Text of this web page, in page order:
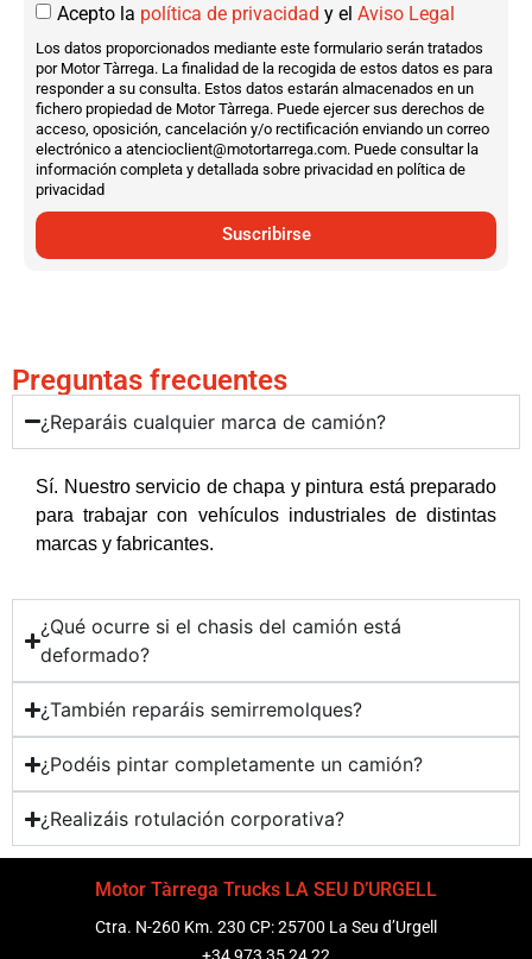
Acepto la política de privacidad y el Aviso Legal
Los datos proporcionados mediante este formulario serán tratados
por Motor Tàrrega. La finalidad de la recogida de estos datos es para
responder a su consulta. Estos datos estarán almacenados en un
fichero propiedad de Motor Tàrrega. Puede ejercer sus derechos de
acceso, oposición, cancelación y/o rectificación enviando un correo
electrónico a atencioclient@motortarrega.com. Puede consultar la
información completa y detallada sobre privacidad en política de
privacidad
Suscribirse
Preguntas frecuentes
¿Reparáis cualquier marca de camión?
Sí. Nuestro servicio de chapa y pintura está preparado
para trabajar con vehículos industriales de distintas
marcas y fabricantes.
¿Qué ocurre si el chasis del camión está
deformado?
¿También reparáis semirremolques?
¿Podéis pintar completamente un camión?
¿Realizáis rotulación corporativa?
Motor Tàrrega Trucks LA SEU D’URGELL
Ctra. N-260 Km. 230 CP: 25700 La Seu d’Urgell